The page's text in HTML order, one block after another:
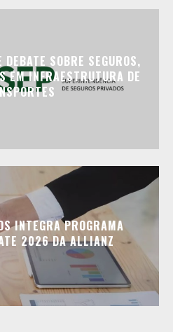
SOBRE SEGUROS,
EM INFRAESTRUTURA DE
INTEGRA PROGRAMA
2026 DA ALLIANZ